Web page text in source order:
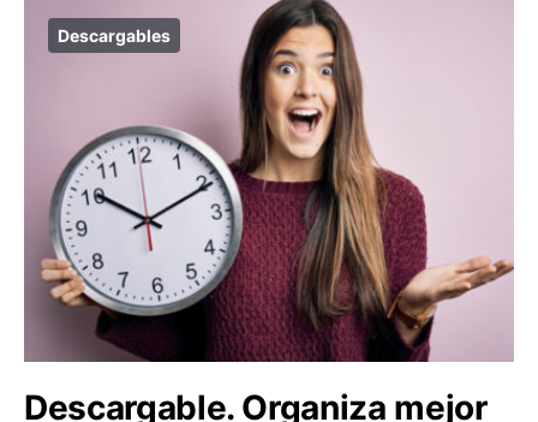
Descargables
Descargable. Organiza mejor